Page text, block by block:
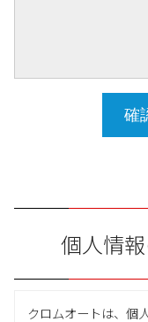
確
個人情
クロムオートは、個